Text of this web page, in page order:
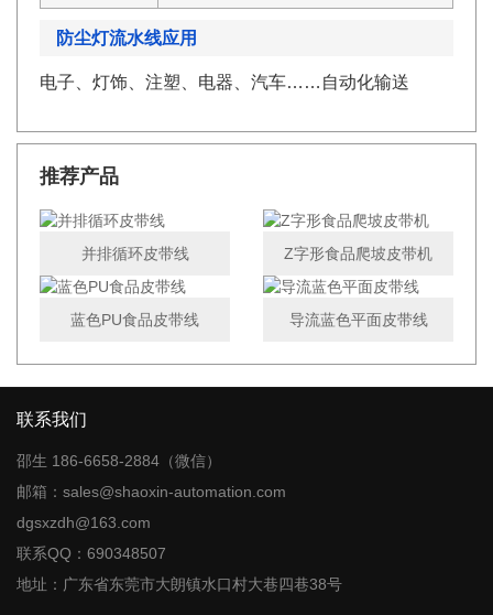
防尘灯流水线应用
电子、灯饰、注塑、电器、汽车……自动化输送
推荐产品
并排循环皮带线 Z字形食品爬坡皮带机
蓝色PU食品皮带线 导流蓝色平面皮带线
联系我们
邵生 186-6658-2884（微信）
邮箱：sales@shaoxin-automation.com
dgsxzdh@163.com
联系QQ：690348507
地址：广东省东莞市大朗镇水口村大巷四巷38号